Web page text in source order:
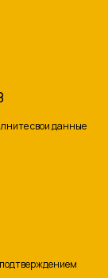
свои данные